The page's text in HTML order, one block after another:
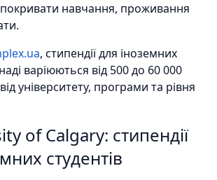
покривати навчання, проживання
, стипендії для іноземних
варіюються від 500 до 60 000
університету, програми та рівня
of Calgary: стипендії
студентів